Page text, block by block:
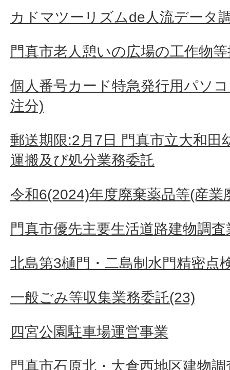
カドマツーリズムde人流データ
門真市老人憩いの広場の工作物
個人番号カード特急発行用パソ
注分)
郵送期限:2月7日 門真市立大和田
運搬及び処分業務委託
令和6(2024)年度廃棄薬品等(産業
門真市優先主要生活道路建物調
北島第3樋門・二島制水門精密点
一般ごみ等収集業務委託(23)
四宮公園駐車場運営事業
門真市石原北・大倉西地区建物